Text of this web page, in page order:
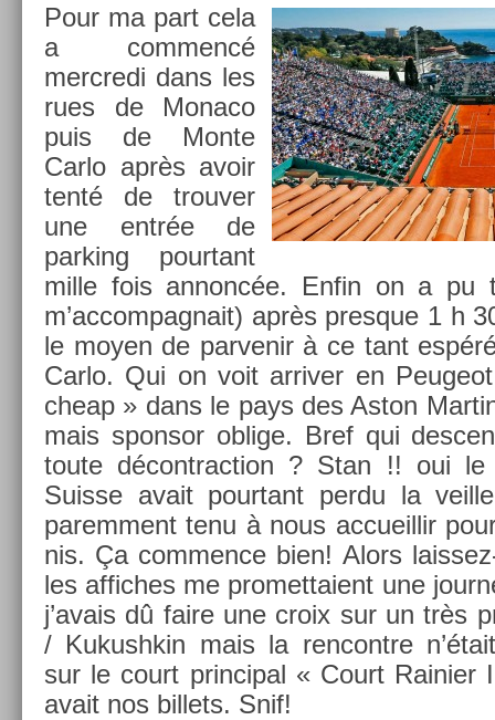
Pour ma part cela
a com­mencé
mercredi dans les
rues de Monaco
puis de Monte
Carlo après avoir
tenté de trouv­er
une entrée de
park­ing pour­tant
mille fois an­noncée. Enfin on a pu
m’ac­compag­nait) après pre­sque 1 h
le moyen de par­venir à ce tant
Carlo. Qui on voit ar­riv­er en
cheap » dans le pays des Aston
mais spon­sor ob­lige. Bref qui
toute décontrac­tion ? Stan !! oui le
Suis­se avait pour­tant perdu la
parem­ment tenu à nous ac­cueil­lir
nis. Ça com­m­ence bien! Alors
les af­fiches me pro­met­taient une
j’avais dû faire une croix sur un très
/ Kukushkin mais la re­ncontre
sur le court prin­cip­al « Court Raini­er
avait nos bi­llets. Snif!